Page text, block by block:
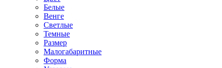
Белые
Венге
Светлые
Темные
Размер
Малогабаритные
Форма